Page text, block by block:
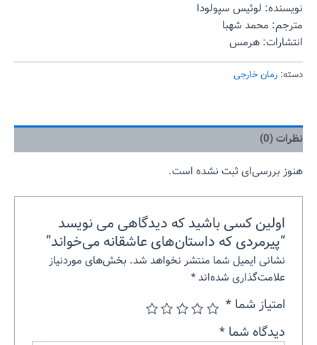
نویسنده: لوئیس سپولودا
مترجم: محمد شهبا
انتشارات: هرمس
دسته: رمان خارجی
نظرات (0)
هنوز بررسی‌ای ثبت نشده است.
اولین کسی باشید که دیدگاهی می نویسد
“پیرمردی که داستان‌های عاشقانه می‌خواند”
نشانی ایمیل شما منتشر نخواهد شد. بخش‌های موردنیاز
علامت‌گذاری شده‌اند*
امتیاز شما*
دیدگاه شما*